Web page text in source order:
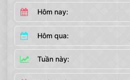
Hôm nay:
Hôm qua:
Tuần này: